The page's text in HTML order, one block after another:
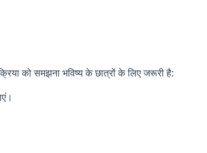
को समझना भविष्य के छात्रों के लिए जरूरी है: